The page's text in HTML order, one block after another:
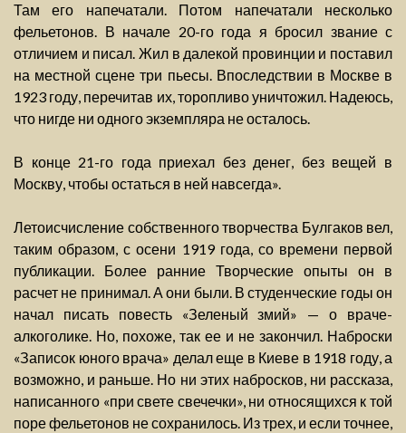
Там его напечатали. Потом напечатали несколько
фельетонов. В начале 20-го года я бросил звание с
отличием и писал. Жил в далекой провинции и поставил
на местной сцене три пьесы. Впоследствии в Москве в
1923 году, перечитав их, торопливо уничтожил. Надеюсь,
что нигде ни одного экземпляра не осталось.
В конце 21-го года приехал без денег, без вещей в
Москву, чтобы остаться в ней навсегда».
Летоисчисление собственного творчества Булгаков вел,
таким образом, с осени 1919 года, со времени первой
публикации. Более ранние Творческие опыты он в
расчет не принимал. А они были. В студенческие годы он
начал писать повесть «Зеленый змий» — о враче-
алкоголике. Но, похоже, так ее и не закончил. Наброски
«Записок юного врача» делал еще в Киеве в 1918 году, а
возможно, и раньше. Но ни этих набросков, ни рассказа,
написанного «при свете свечечки», ни относящихся к той
поре фельетонов не сохранилось. Из трех, и если точнее,